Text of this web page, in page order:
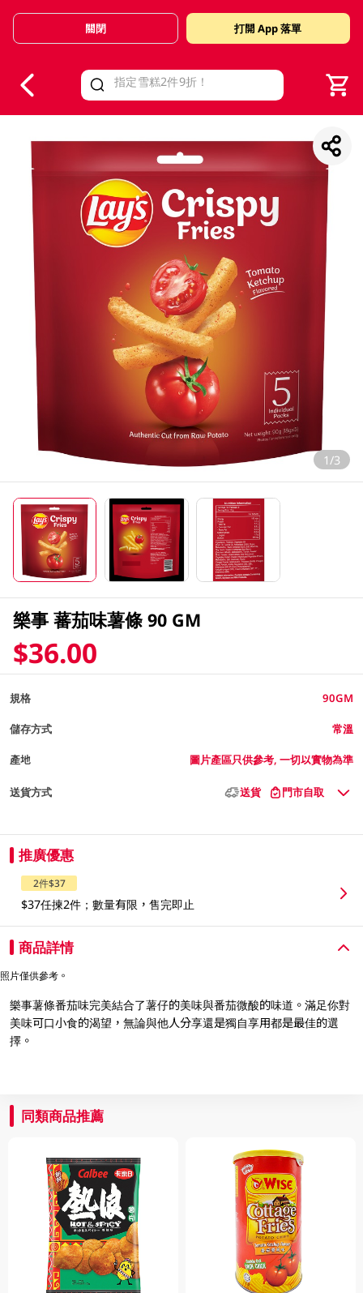
Valid Until 30 June 2026
關閉 打開 App 落單
1/3
樂事 蕃茄味薯條 90 GM
$36.00
規格 90GM
儲存方式 常溫
產地 圖片產區只供參考, 一切以實物為準
送貨方式 送貨 門市自取
推廣優惠
2件$37
$37任揀2件；數量有限，售完即止
商品詳情
照片僅供參考。
樂事薯條番茄味完美結合了薯仔的美味與番茄微酸的味道。滿足你對
美味可口小食的渴望，無論與他人分享還是獨自享用都是最佳的選
擇。
同類商品推薦